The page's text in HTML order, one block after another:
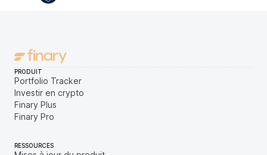
PRODUIT
Portfolio Tracker
Investir en crypto
Finary Plus
Finary Pro
RESSOURCES